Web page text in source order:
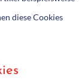
diese Cookies